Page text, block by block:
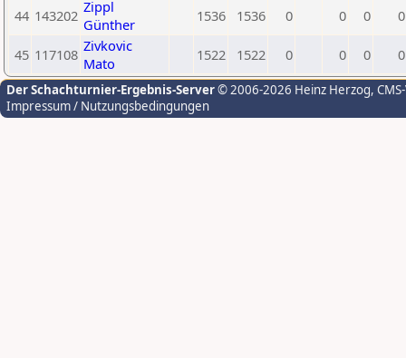
44 143202 Zippl
Günther
1536 1536 0 0 0 0
45 117108 Zivkovic
Mato
1522 1522 0 0 0 0
Der Schachturnier-Ergebnis-Server© 2006-2026 Heinz Herzog,
Impressum / Nutzungsbedingungen